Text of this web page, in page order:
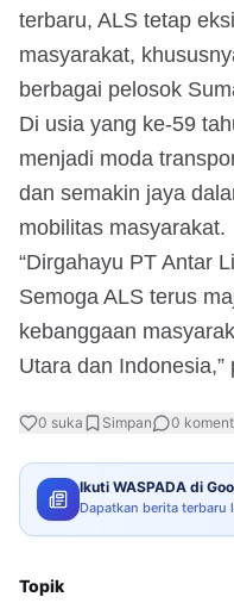
terbaru, ALS tetap
masyarakat,
berbagai pelosok
Di usia yang ke-59
menjadi moda
dan semakin jaya
mobilitas masyarakat.
“Dirgahayu PT Antar
Semoga ALS terus
kebanggaan
Utara dan Indonesia,”
0 suka Simpan 0
Ikuti WASPADA di
Dapatkan berita terbaru
Topik